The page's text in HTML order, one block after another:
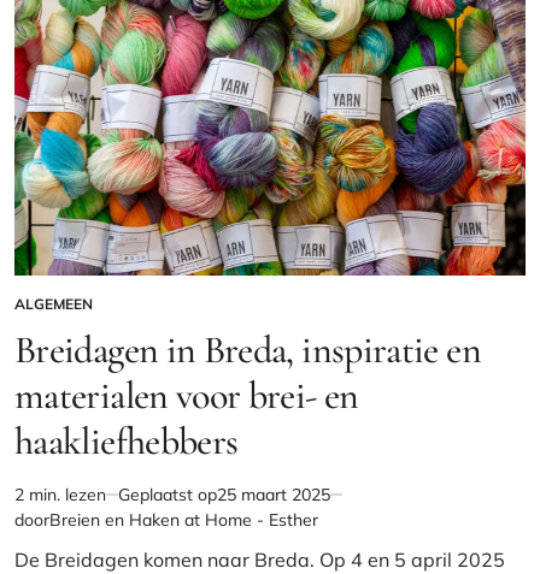
GEPLAATST
IN
ALGEMEEN
Breidagen in Breda, inspiratie en
materialen voor brei- en
haakliefhebbers
Geschatte
leestijd
2 min. lezen Geplaatst op25 maart 2025
doorBreien en Haken at Home - Esther
De Breidagen komen naar Breda. Op 4 en 5 april 2025